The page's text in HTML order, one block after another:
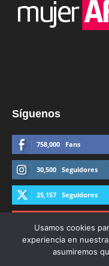
Síguenos
758,000 Fans
30,500 Seguidores
25,157 Seguidores
Usamos cookies
experiencia en
asumiremos